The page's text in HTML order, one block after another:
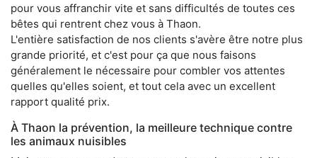
pour vous affranchir vite et sans difficultés de toutes ces
bêtes qui rentrent chez vous à Thaon.
L'entière satisfaction de nos clients s'avère être notre plus
grande priorité, et c'est pour ça que nous faisons
généralement le nécessaire pour combler vos attentes
quelles qu'elles soient, et tout cela avec un excellent
rapport qualité prix.
À Thaon la prévention, la meilleure technique contre
les animaux nuisibles